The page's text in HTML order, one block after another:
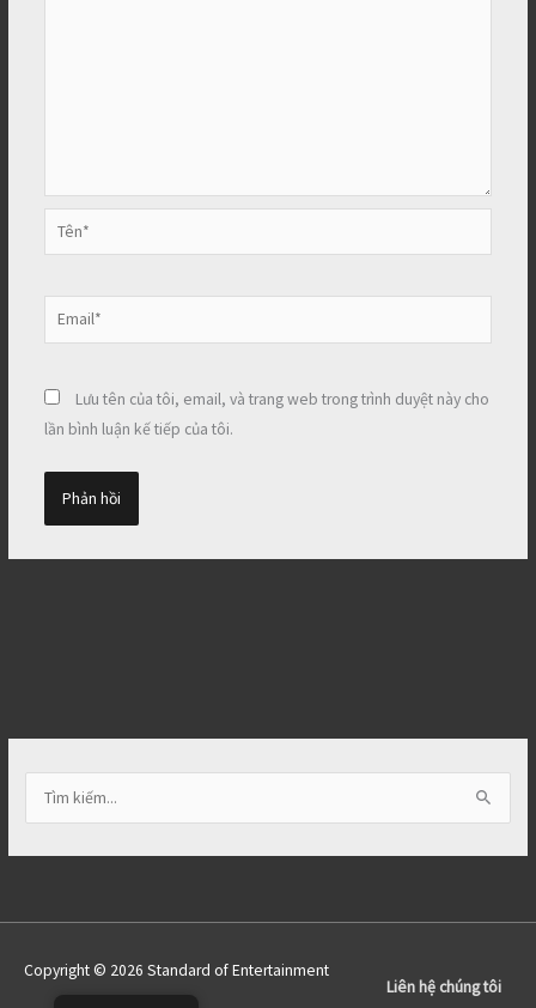
Tên*
Email*
Lưu tên của tôi, email, và trang web trong trình duyệt này cho
lần bình luận kế tiếp của tôi.
ì
m
m
Copyright © 2026 Standard of Entertainment
Liên hệ chúng tôi